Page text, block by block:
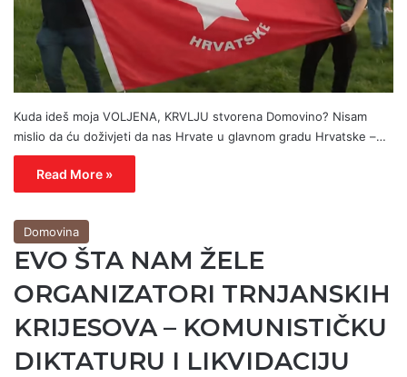
Kuda ideš moja VOLJENA, KRVLJU stvorena Domovino? Nisam
mislio da ću doživjeti da nas Hrvate u glavnom gradu Hrvatske –…
Read More »
Domovina
EVO ŠTA NAM ŽELE
ORGANIZATORI TRNJANSKIH
KRIJESOVA – KOMUNISTIČKU
DIKTATURU I LIKVIDACIJU